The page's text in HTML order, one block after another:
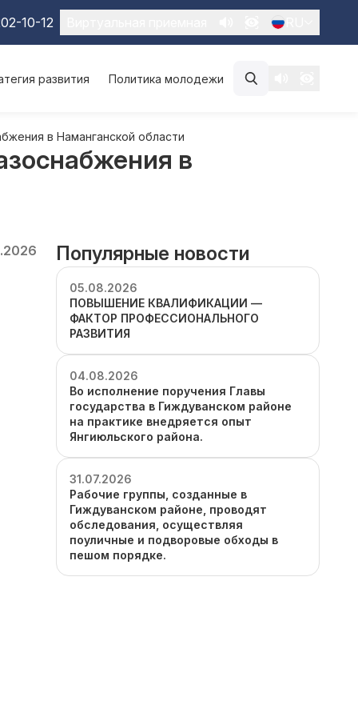
10-12
развития Политика молодежи
в Наманганской области
в
Популярные новости
05.08.2026
ПОВЫШЕНИЕ КВАЛИФИКАЦИИ —
ФАКТОР ПРОФЕССИОНАЛЬНОГО
РАЗВИТИЯ
04.08.2026
Во исполнение поручения Главы
государства в Гиждуванском районе
на практике внедряется опыт
Янгиюльского района.
31.07.2026
Рабочие группы, созданные в
Гиждуванском районе, проводят
обследования, осуществляя
поуличные и подворовые обходы в
пешом порядке.